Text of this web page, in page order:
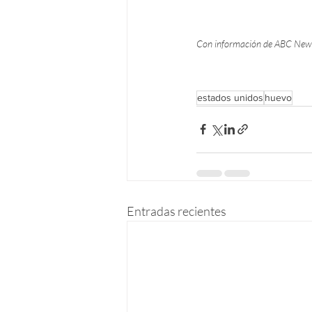
Con información de ABC
estados unidos huevo
Entradas recientes